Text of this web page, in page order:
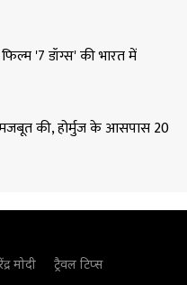
'7 डॉग्स' की भारत में
की, होर्मुज के आसपास 20
मोदी ट्रैवल टिप्स